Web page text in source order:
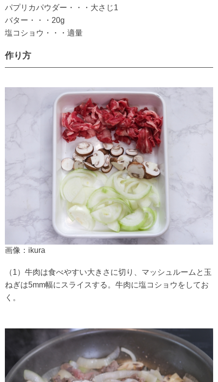
パプリカパウダー・・・大さじ1
バター・・・20g
塩コショウ・・・適量
作り方
画像：ikura
（1）牛肉は食べやすい大きさに切り、マッシュルームと玉
ねぎは5mm幅にスライスする。牛肉に塩コショウをしてお
く。